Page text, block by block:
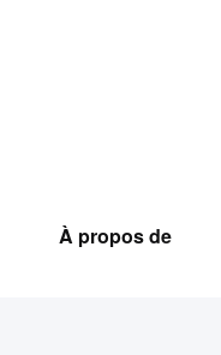
À propos de